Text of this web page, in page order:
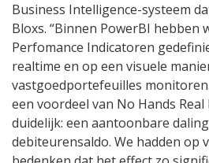
Business Intelligence-systeem
Bloxs. “Binnen PowerBI hebben
Perfomance Indicatoren
realtime en op een visuele
vastgoedportefeuilles
een voordeel van No Hands
duidelijk: een aantoonbare
debiteurensaldo. We hadden op